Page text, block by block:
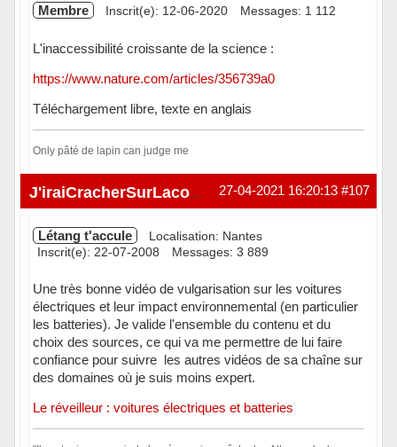
Membre Inscrit(e): 12-06-2020 Messages: 1 112
L'inaccessibilité croissante de la science :
https://www.nature.com/articles/356739a0
Téléchargement libre, texte en anglais
Only pâté de lapin can judge me
Hors ligne #107
27-04-2021 16:20:13
J'iraiCracherSurLacombe
Létang t'accule
Localisation: Nantes
Inscrit(e): 22-07-2008
Messages: 3 889
Une très bonne vidéo de vulgarisation sur les voitures
électriques et leur impact environnemental (en particulier
les batteries). Je valide l'ensemble du contenu et du
choix des sources, ce qui va me permettre de lui faire
confiance pour suivre les autres vidéos de sa chaîne sur
des domaines où je suis moins expert.
Le réveilleur : voitures électriques et batteries